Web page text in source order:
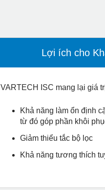
Lợi ích cho
VARTECH ISC mang lại giá
Khả năng làm ổn định
từ đó góp phần khôi
Giảm thiểu tắc bộ lọc
Khả năng tương thích